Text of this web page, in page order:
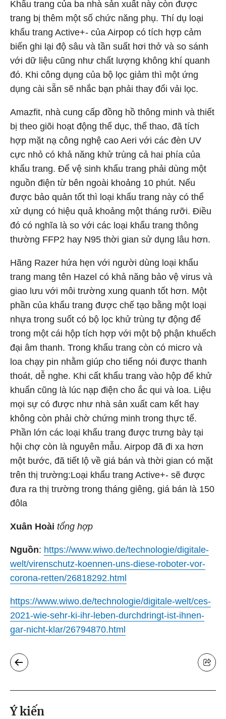
Khẩu trang của ba nhà sản xuất này còn được
trang bị thêm một số chức năng phụ. Thí dụ loại
khẩu trang Active+- của Airpop có tích hợp cảm
biến ghi lại độ sâu và tần suất hơi thở và so sánh
với dữ liệu cũng như chất lượng không khí quanh
đó. Khi công dụng của bộ lọc giảm thì một ứng
dụng cài sẵn sẽ nhắc bạn phải thay đổi vải lọc.
Amazfit, nhà cung cấp đồng hồ thông minh và thiết
bị theo giõi hoạt động thể dục, thể thao, đã tích
hợp mặt nạ công nghệ cao Aeri với các đèn UV
cực nhỏ có khả năng khử trùng cả hai phía của
khẩu trang. Để vệ sinh khẩu trang phải dùng một
nguồn điện từ bên ngoài khoảng 10 phút. Nếu
được bảo quản tốt thì loại khẩu trang này có thể
xử dụng có hiệu quả khoảng một tháng rưỡi. Điều
đó có nghĩa là so với các loại khẩu trang thông
thường FFP2 hay N95 thời gian sử dụng lâu hơn.
Hãng Razer hứa hẹn với người dùng loại khẩu
trang mang tên Hazel có khả năng bảo vệ virus và
giao lưu với môi trường xung quanh tốt hơn. Một
phần của khẩu trang được chế tạo bằng một loại
nhựa trong suốt có bộ lọc khử trùng tự động để
trong một cái hộp tích hợp với một bộ phận khuếch
đại âm thanh. Trong khẩu trang còn có micro và
loa chạy pin nhằm giúp cho tiếng nói được thanh
thoát, dễ nghe. Khi cất khẩu trang vào hộp để khử
khuẩn cũng là lúc nạp điện cho ắc qui và loa. Liệu
mọi sự có được như nhà sản xuất cam kết hay
không còn phải chờ chứng minh trong thực tế.
Phần lớn các loại khẩu trang được trưng bày tại
hội chợ còn là nguyên mẫu. Airpop đã đi xa hơn
một bước, đã tiết lộ về giá bán và thời gian có mặt
trên thị trường:Loại khẩu trang Active+- sẽ được
đưa ra thị trường trong tháng giêng, giá bán là 150
đôla
Xuân Hoài tổng hợp
Nguồn: https://www.wiwo.de/technologie/digitale-
welt/virenschutz-koennen-uns-diese-roboter-vor-
corona-retten/26818292.html
https://www.wiwo.de/technologie/digitale-welt/ces-
2021-wie-sehr-ki-ihr-leben-durchdringt-ist-ihnen-
gar-nicht-klar/26794870.html
Ý kiến